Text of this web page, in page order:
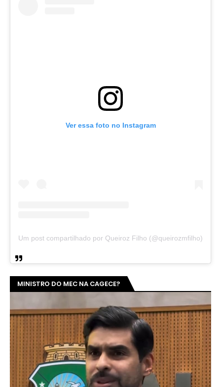
Ver essa foto no Instagram
Um post compartilhado por Queiroz Filho (@queirozmfilho)
MINISTRO DO MEC NA CAGECE?